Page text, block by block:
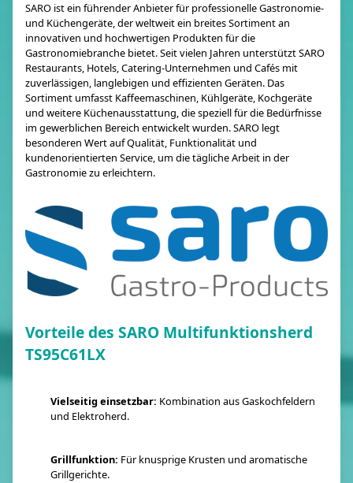
SARO ist ein führender Anbieter für professionelle Gastronomie-
und Küchengeräte, der weltweit ein breites Sortiment an
innovativen und hochwertigen Produkten für die
Gastronomiebranche bietet. Seit vielen Jahren unterstützt SARO
Restaurants, Hotels, Catering-Unternehmen und Cafés mit
zuverlässigen, langlebigen und effizienten Geräten. Das
Sortiment umfasst Kaffeemaschinen, Kühlgeräte, Kochgeräte
und weitere Küchenausstattung, die speziell für die Bedürfnisse
im gewerblichen Bereich entwickelt wurden. SARO legt
besonderen Wert auf Qualität, Funktionalität und
kundenorientierten Service, um die tägliche Arbeit in der
Gastronomie zu erleichtern.
Vorteile des SARO Multifunktionsherd
TS95C61LX
Vielseitig einsetzbar: Kombination aus Gaskochfeldern
und Elektroherd.
Grillfunktion: Für knusprige Krusten und aromatische
Grillgerichte.